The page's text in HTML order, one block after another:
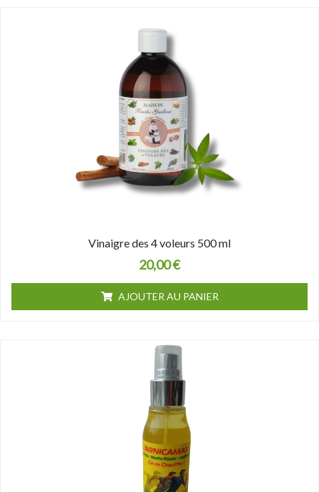
Vinaigre des 4 voleurs 500 ml
20,00€
AJOUTER AU PANIER